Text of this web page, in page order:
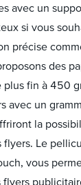
avec un
si vous
précise
des
plus fin à 450
avec un
la
Le
vous